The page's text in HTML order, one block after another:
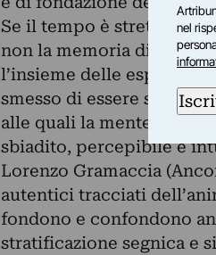
Se il tempo è
non la memoria di ciò
l’insieme delle
smesso di essere sono
alle quali la mente si
sbiadito, percepibile e
Lorenzo Gramaccia
autentici tracciati
fondono e confondono
stratificazione segnica e
nel